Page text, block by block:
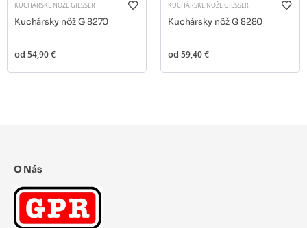
KUCHÁRSKE NOŽE GIESSER
Kuchársky nôž G 8270
od 54,90 €
KUCHÁRSKE NOŽE GIESSER
Kuchársky nôž G 8280
od 59,40 €
O Nás